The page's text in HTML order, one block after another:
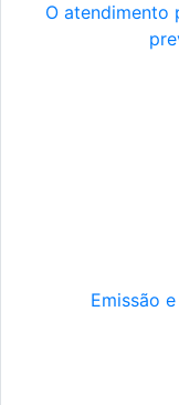
O atendimento
Emissão